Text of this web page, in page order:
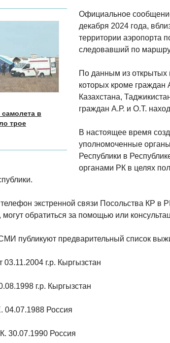
самолета в
трое
Официальное
декабря 2024 года,
территории аэропорта
следовавший по
По данным из открытых
которых кроме граждан
Казахстана,
граждан А.Р. и О.Т.
В настоящее время
уполномоченные
Республики в
органами РК в целях
экстренной связи Посольства КР в
могут обратиться за помощью или
СМИ публикуют предварительный список
03.11.2004 г.р. Кыргызстан
г.р. Кыргызстан
04.07.1988 Россия
30.07.1990 Россия